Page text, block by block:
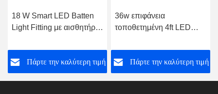
18 W Smart LED Batten
Light Fitting με αισθητήρες
Αλλακτικός φωτισμός
Πάρτε την καλύτερη τιμή
36w επιφάνεια
τοποθετημένη 4ft LED
Lm / W χωρίς
αναβοσβήνωση
Πάρτε την καλύτερη τιμή